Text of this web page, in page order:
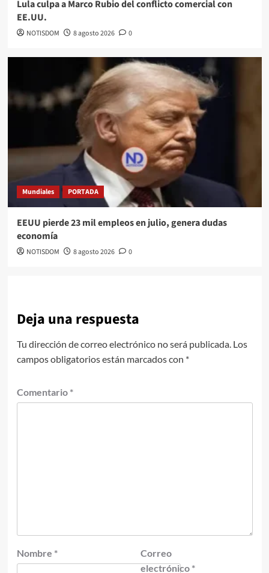
Lula culpa a Marco Rubio del conflicto comercial con
EE.UU.
NOTISDOM 8 agosto 2026 0
Mundiales PORTADA
EEUU pierde 23 mil empleos en julio, genera dudas
economía
NOTISDOM 8 agosto 2026 0
Deja una respuesta
Tu dirección de correo electrónico no será publicada. Los
campos obligatorios están marcados con *
Comentario *
Nombre *
Correo
electrónico *